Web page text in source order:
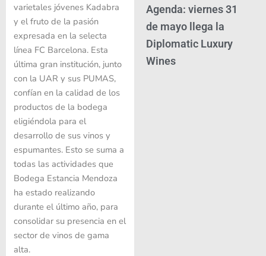
varietales jóvenes Kadabra
y el fruto de la pasión
expresada en la selecta
línea FC Barcelona. Esta
última gran institución, junto
con la UAR y sus PUMAS,
confían en la calidad de los
productos de la bodega
eligiéndola para el
desarrollo de sus vinos y
espumantes. Esto se suma a
todas las actividades que
Bodega Estancia Mendoza
ha estado realizando
durante el último año, para
consolidar su presencia en el
sector de vinos de gama
alta.
Agenda: viernes 31
de mayo llega la
Diplomatic Luxury
Wines